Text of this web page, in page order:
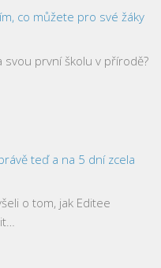
co můžete pro své žáky
svou první školu v přírodě?
teď a na 5 dní zcela
o tom, jak Editee